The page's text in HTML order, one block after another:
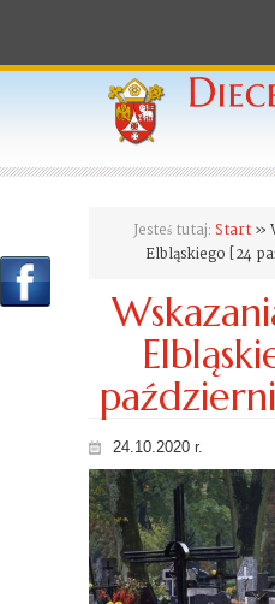
Jesteś tutaj: Start»
Elbląskiego [24
24.10.2020 r.